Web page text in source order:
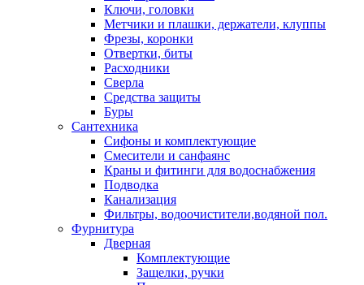
Ключи, головки
Метчики и плашки, держатели, клуппы
Фрезы, коронки
Отвертки, биты
Расходники
Сверла
Средства защиты
Буры
Сантехника
Сифоны и комплектующие
Смесители и санфаянс
Краны и фитинги для водоснабжения
Подводка
Канализация
Фильтры, водоочистители,водяной пол.
Фурнитура
Дверная
Комплектующие
Защелки, ручки